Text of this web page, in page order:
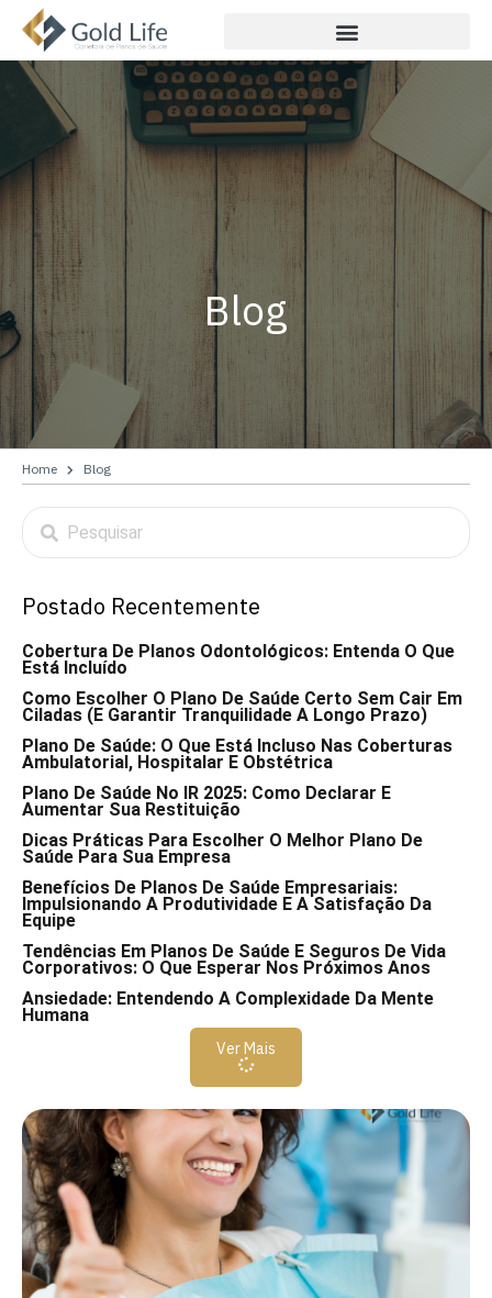
Blog
Home Blog
Postado Recentemente
Cobertura De Planos Odontológicos: Entenda O Que
Está Incluído
Como Escolher O Plano De Saúde Certo Sem Cair Em
Ciladas (e Garantir Tranquilidade A Longo Prazo)
Plano De Saúde: O Que Está Incluso Nas Coberturas
Ambulatorial, Hospitalar E Obstétrica
Plano De Saúde No IR 2025: Como Declarar E
Aumentar Sua Restituição
Dicas Práticas Para Escolher O Melhor Plano De
Saúde Para Sua Empresa
Benefícios De Planos De Saúde Empresariais:
Impulsionando A Produtividade E A Satisfação Da
Equipe
Tendências Em Planos De Saúde E Seguros De Vida
Corporativos: O Que Esperar Nos Próximos Anos
Ansiedade: Entendendo A Complexidade Da Mente
Humana
Ver Mais